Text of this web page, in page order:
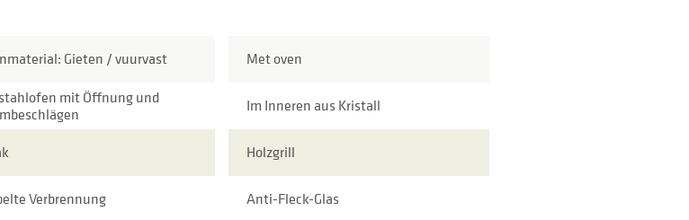
Gieten / vuurvast Met oven
mit Öffnung und
Im Inneren aus Kristall
Holzgrill
Verbrennung Anti-Fleck-Glas